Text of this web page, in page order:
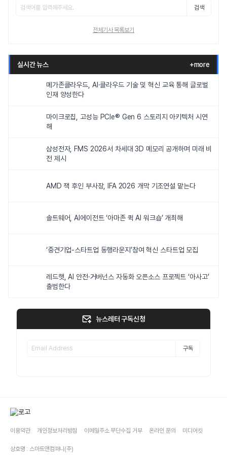
검색
전체기사 목록보기
실시간 뉴스 +more
메가존클라우드, AI·클라우드 기술 및 혁신 교육 통해 글로벌
인재 양성한다
마이크로칩, 고성능 PCIe® Gen 6 스토리지 아키텍처 시연
해
삼성전자, FMS 2026서 차세대 3D 메모리 공개하며 미래 비
전 제시
AMD 잭 후인 부사장, IFA 2026 개막 기조연설 맡는다
솔트웨어, AI에이전트 ‘아마존 퀵 AI 워크숍’ 개최해
‘중견기업-스타트업 동행라운지’참여 혁신 스타트업 모집
레드햇, AI 안전·거버넌스 자동화 오픈소스 프로젝트 ‘아사고’
출범한다
뉴스레터 구독신청
구독
이용약관 개인정보처리방침 이메일주소 무단수집 거부 온라인 문의 미디어킷
상호명 : 스마트앤컴퍼니(주)